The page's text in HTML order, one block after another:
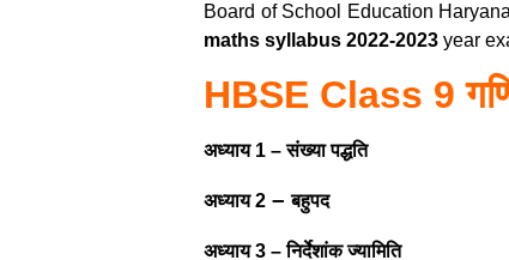
Board of School Education
maths syllabus 2022-2023 year
HBSE Class 9
अध्याय 1 – संख्या पद्धति
अध्याय 2 –बहुपद
अध्याय 3 –निर्देशांक ज्यामिति